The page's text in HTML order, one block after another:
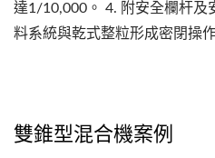
達1/10,000。 4. 附安全欄杆及
料系統與乾式整粒形成密閉操
雙錐型混合機案例